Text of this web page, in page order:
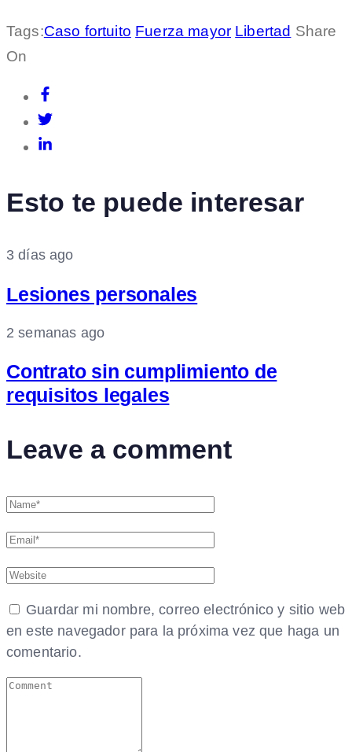
Tags:Caso fortuito Fuerza mayor Libertad Share
On
Esto te puede interesar
3 días ago
Lesiones personales
2 semanas ago
Contrato sin cumplimiento de
requisitos legales
Leave a comment
Guardar mi nombre, correo electrónico y sitio web
en este navegador para la próxima vez que haga un
comentario.